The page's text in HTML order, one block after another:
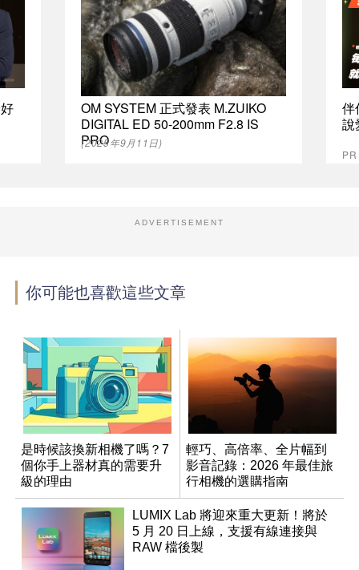
OM SYSTEM 正式發表 M.ZUIKO
DIGITAL ED 50-200mm F2.8 IS
PRO
(2025年9月11日)
伴
說
ADVERTISEMENT
你可能也喜歡這些文章
是時候該換新相機了嗎？7
個你手上器材真的需要升
級的理由
輕巧、高倍率、全片幅到
影音記錄：2026 年最佳旅
行相機的選購指南
LUMIX Lab 將迎來重大更新！將於
5 月 20 日上線，支援有線連接與
RAW 檔後製